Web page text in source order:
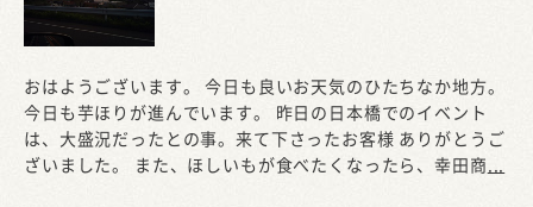
おはようございます。 今日も良いお天気のひたちなか地方。
今日も芋ほりが進んでいます。 昨日の日本橋でのイベント
は、大盛況だったとの事。来て下さったお客様 ありがとうご
ざいました。 また、ほしいもが食べたくなったら、幸田商